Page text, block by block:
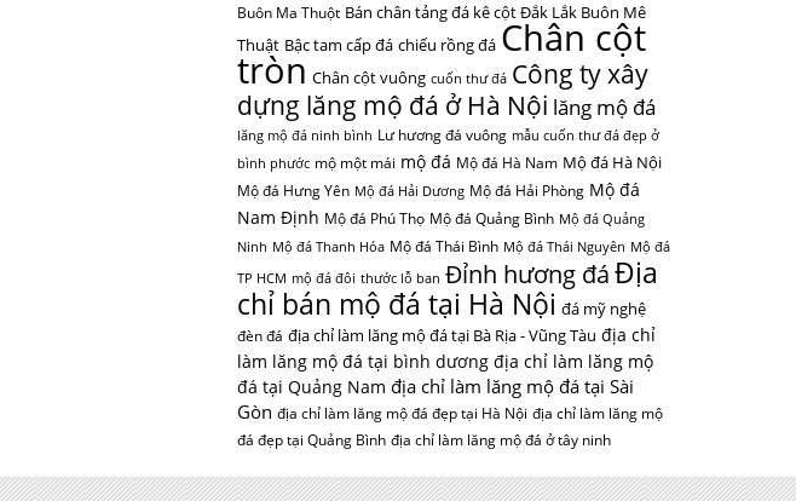
Buôn Ma Thuột Bán chân tảng đá kê cột Đắk Lắk Buôn Mê
Thuật Bậc tam cấp đá chiếu rồng đá Chân cột
tròn Chân cột vuông cuốn thư đá Công ty xây
dựng lăng mộ đá ở Hà Nội lăng mộ đá
lăng mộ đá ninh bình Lư hương đá vuông mẫu cuốn thư đá đẹp ở
bình phước mộ một mái mộ đá Mộ đá Hà Nam Mộ đá Hà Nội
Mộ đá Hưng Yên Mộ đá Hải Dương Mộ đá Hải Phòng Mộ đá
Nam Định Mộ đá Phú Thọ Mộ đá Quảng Bình Mộ đá Quảng
Ninh Mộ đá Thanh Hóa Mộ đá Thái Bình Mộ đá Thái Nguyên Mộ đá
TP HCM mộ đá đôi thước lỗ ban Đỉnh hương đáĐịa
chỉ bán mộ đá tại Hà Nội đá mỹ nghệ
đèn đá địa chỉ làm lăng mộ đá tại Bà Rịa - Vũng Tàu địa chỉ
làm lăng mộ đá tại bình dương địa chỉ làm lăng mộ
đá tại Quảng Nam địa chỉ làm lăng mộ đá tại Sài
Gòn địa chỉ làm lăng mộ đá đẹp tại Hà Nội địa chỉ làm lăng mộ
đá đẹp tại Quảng Bình địa chỉ làm lăng mộ đá ở tây ninh